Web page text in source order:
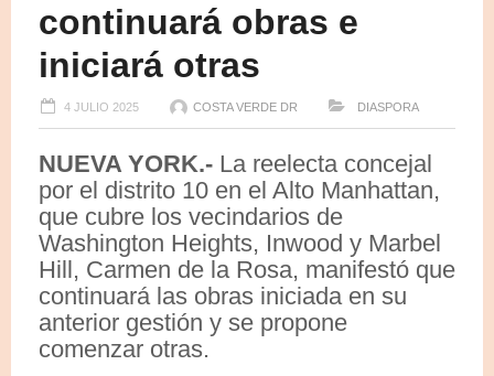
continuará obras e
iniciará otras
4 JULIO 2025 COSTA VERDE DR DIASPORA
NUEVA YORK.- La reelecta concejal
por el distrito 10 en el Alto Manhattan,
que cubre los vecindarios de
Washington Heights, Inwood y Marbel
Hill, Carmen de la Rosa, manifestó que
continuará las obras iniciada en su
anterior gestión y se propone
comenzar otras.